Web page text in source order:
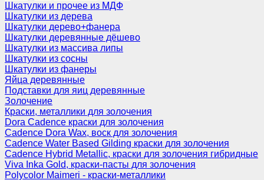
Шкатулки и прочее из МДФ
Шкатулки из дерева
Шкатулки дерево+фанера
Шкатулки деревянные дёшево
Шкатулки из массива липы
Шкатулки из сосны
Шкатулки из фанеры
Яйца деревянные
Подставки для яиц деревянные
Золочение
Краски, металлики для золочения
Dora Cadence краски для золочения
Cadence Dora Wax, воск для золочения
Cadence Water Based Gilding краски для золочения
Cadence Hybrid Metallic, краски для золочения гибридные
Viva Inka Gold, краски-пасты для золочения
Polycolor Maimeri - краски-металлики